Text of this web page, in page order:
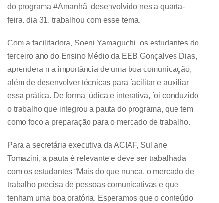
do programa #Amanhã, desenvolvido nesta quarta-
feira, dia 31, trabalhou com esse tema.
Com a facilitadora, Soeni Yamaguchi, os estudantes do
terceiro ano do Ensino Médio da EEB Gonçalves Dias,
aprenderam a importância de uma boa comunicação,
além de desenvolver técnicas para facilitar e auxiliar
essa prática. De forma lúdica e interativa, foi conduzido
o trabalho que integrou a pauta do programa, que tem
como foco a preparação para o mercado de trabalho.
Para a secretária executiva da ACIAF, Suliane
Tomazini, a pauta é relevante e deve ser trabalhada
com os estudantes “Mais do que nunca, o mercado de
trabalho precisa de pessoas comunicativas e que
tenham uma boa oratória. Esperamos que o conteúdo